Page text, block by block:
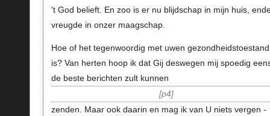
't God belieft. En zoo is er nu blijdschap in mijn huis,
vreugde in onzer maagschap.
Hoe of het tegenwoordig met uwen gezondheidstoestand
is? Van herten hoop ik dat Gij deswegen mij spoedig
de beste berichten zult kunnen
p4
zenden. Maar ook daarin en mag ik van U niets vergen -